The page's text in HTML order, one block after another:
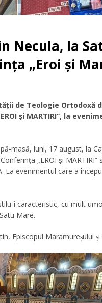
Necula, la
„Eroi și
de Teologie Ortodoxă
și MARTIRI”, la
masă, luni, 17 august, la
„EROI și
La evenimentul care a
i caracteristic, cu mult
Mare.
Episcopul Maramureșului și